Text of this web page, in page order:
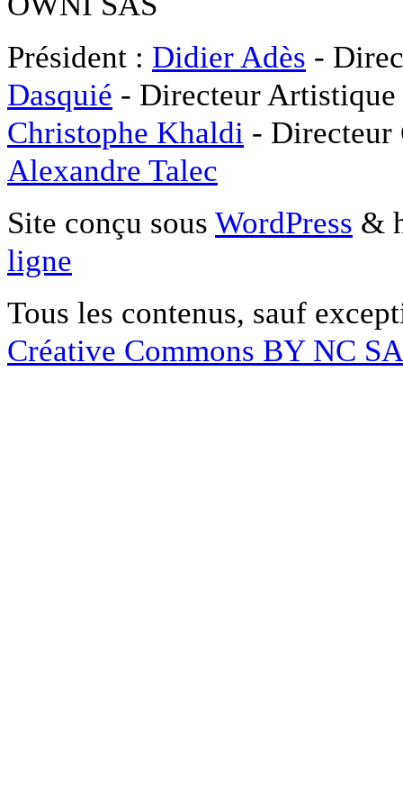
Président : Didier Adès -
Dasquié - Directeur
Christophe Khaldi -
Alexandre Talec
Site conçu sous WordPress &
ligne
Tous les contenus, sauf
Créative Commons BY NC SA